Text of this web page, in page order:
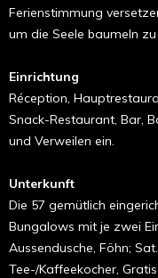
Ferienstimmung
um die Seele baumeln
Einrichtung
Réception,
Snack-Restaurant, Bar,
und Verweilen ein.
Unterkunft
Die 57 gemütlich
Bungalows mit je zwei
Aussendusche, Föhn;
Tee-/Kaffeekocher,